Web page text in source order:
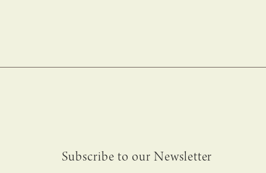
Subscribe to our Newsletter